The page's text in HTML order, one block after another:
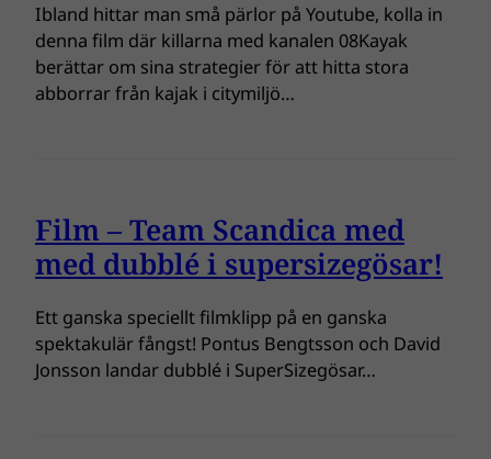
Ibland hittar man små pärlor på Youtube, kolla in
denna film där killarna med kanalen 08Kayak
berättar om sina strategier för att hitta stora
abborrar från kajak i citymiljö…
Film – Team Scandica med
med dubblé i supersizegösar!
Ett ganska speciellt filmklipp på en ganska
spektakulär fångst! Pontus Bengtsson och David
Jonsson landar dubblé i SuperSizegösar…